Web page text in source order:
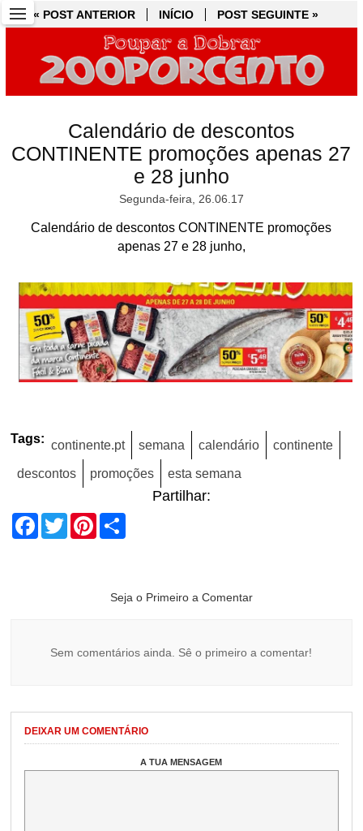
« POST ANTERIOR INÍCIO POST SEGUINTE »
Calendário de descontos
CONTINENTE promoções apenas 27
e 28 junho
Segunda-feira, 26.06.17
Calendário de descontos CONTINENTE promoções
apenas 27 e 28 junho,
Tags: continente.pt semana calendário continente
descontos promoções esta semana
Partilhar:
Facebook
TwitterPinterest
Seja o Primeiro a Comentar
Sem comentários ainda. Sê o primeiro a comentar!
DEIXAR UM COMENTÁRIO
A TUA MENSAGEM
« POST ANTERIOR INÍCIO POST SEGUINTE »